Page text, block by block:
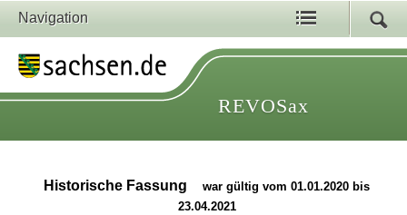
Navigation
REVOSax
Historische Fassung
war gültig vom 01.01.2020 bis
23.04.2021